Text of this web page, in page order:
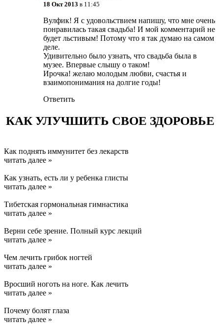
18 Окт 2013 в 11:45
Вулфик! Я с удовольствием напишу, что мне очень
понравилась такая свадьба! И мой комментарий не
будет льстивым! Потому что я так думаю на самом
деле.
Удивительно было узнать, что свадьба была в
музее. Впервые слышу о таком!
Ирочка! желаю молодым любви, счастья и
взаимопонимания на долгие годы!
Ответить
КАК УЛУЧШИТЬ СВОЕ ЗДОРОВЬЕ
Как поднять иммунитет без лекарств
читать далее »
Как узнать, есть ли у ребенка глисты
читать далее »
Тибетская гормональная гимнастика
читать далее »
Верни себе зрение. Полный курс лекций
читать далее »
Чем лечить грибок ногтей
читать далее »
Вросший ноготь на ноге. Как лечить
читать далее »
Почему болят глаза
читать далее »